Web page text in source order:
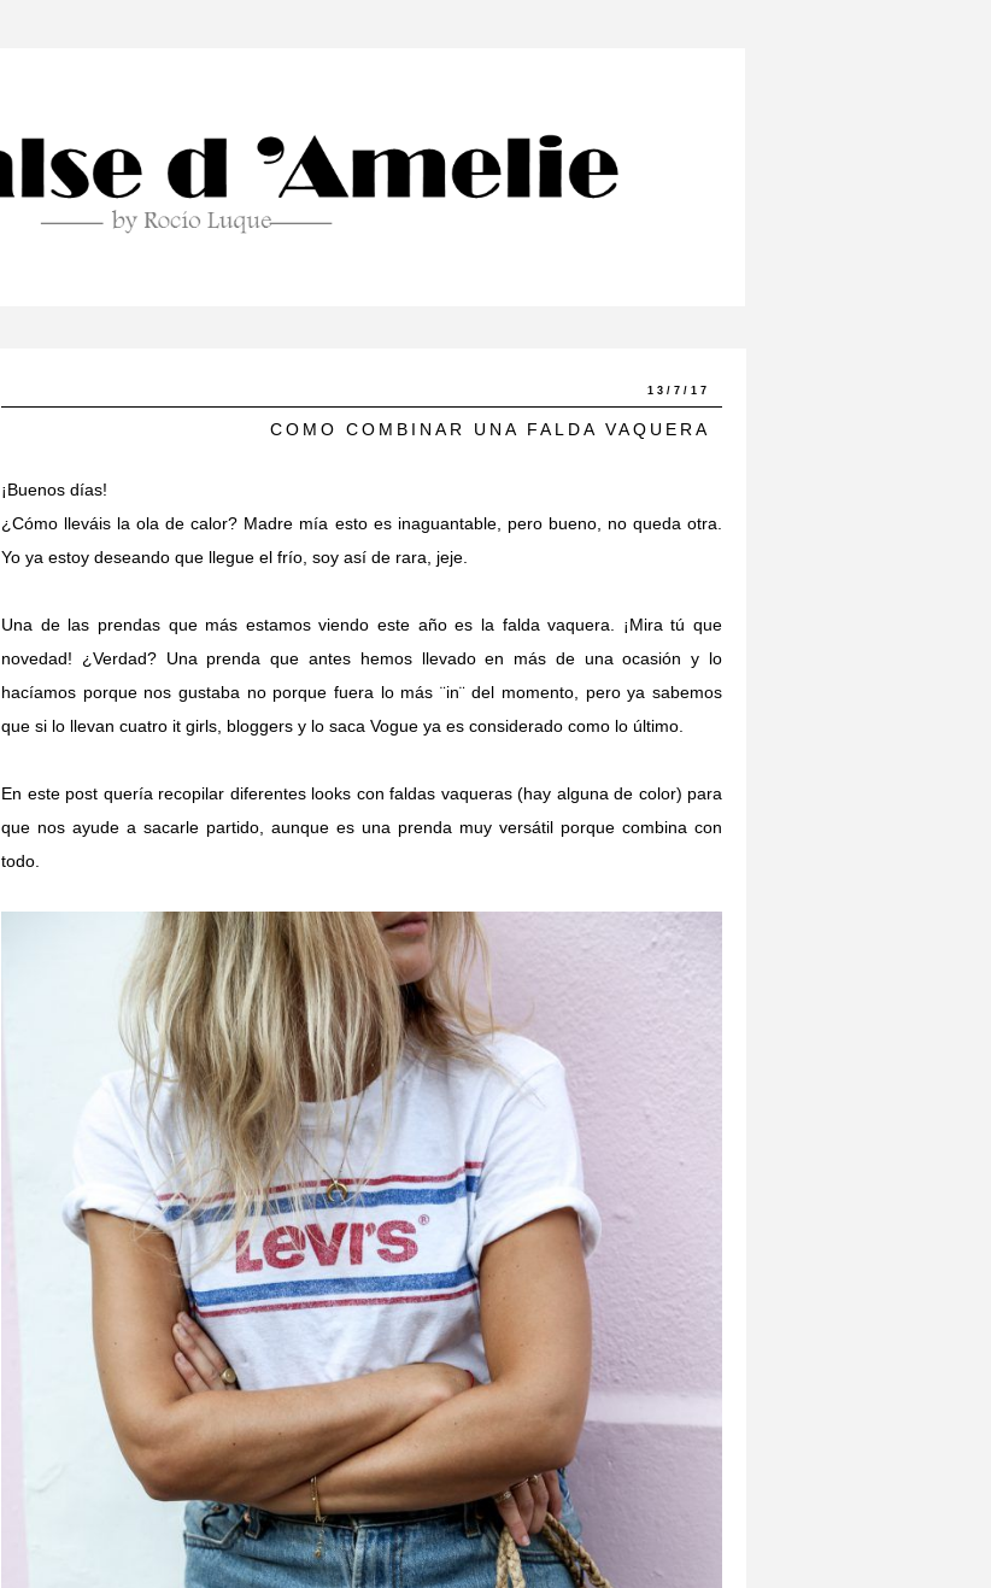
13/7/17
COMO COMBINAR UNA FALDA VAQUERA
¡Buenos días!
¿Cómo lleváis la ola de calor? Madre mía esto es inaguantable, pero bueno, no queda otra.
Yo ya estoy deseando que llegue el frío, soy así de rara, jeje.
Una de las prendas que más estamos viendo este año es la falda vaquera. ¡Mira tú que
novedad! ¿Verdad? Una prenda que antes hemos llevado en más de una ocasión y lo
hacíamos porque nos gustaba no porque fuera lo más ¨in¨ del momento, pero ya sabemos
que si lo llevan cuatro it girls, bloggers y lo saca Vogue ya es considerado como lo último.
En este post quería recopilar diferentes looks con faldas vaqueras (hay alguna de color) para
que nos ayude a sacarle partido, aunque es una prenda muy versátil porque combina con
todo.